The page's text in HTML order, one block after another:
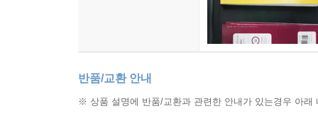
반품/교환 안내
※ 상품 설명에 반품/교환과 관련한 안내가 있는경우 아